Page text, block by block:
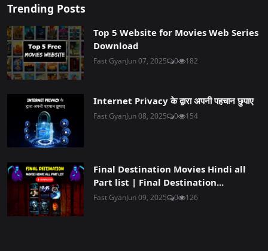
Trending Posts
Top 5 Website for Movies Web Series
Download
Fast GyanJun 07, 2025 0 182
Internet Privacy के द्वारा अपनी पहचान छुपाए
Fast GyanJun 08, 2025 0 154
Final Destination Movies Hindi all
Part list | Final Destination...
Fast GyanJun 09, 2025 0 126